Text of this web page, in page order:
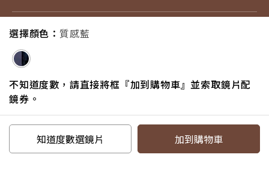
選擇顏色： 質感藍
不知道度數，請直接將框『加到購物車』並索取鏡片配
鏡券。
知道度數選鏡片 加到購物車
追蹤我們
產品小百科
探索品牌